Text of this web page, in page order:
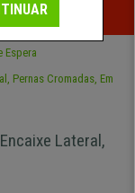
Promoção
Espera
Lateral,